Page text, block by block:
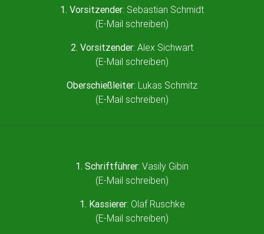
1. Vorsitzender: Sebastian Schmidt
(E-Mail schreiben)
2. Vorsitzender: Alex Sichwart
(E-Mail schreiben)
Oberschießleiter: Lukas Schmitz
(E-Mail schreiben)
1. Schriftführer: Vasily Gibin
(E-Mail schreiben)
1. Kassierer: Olaf Ruschke
(E-Mail schreiben)